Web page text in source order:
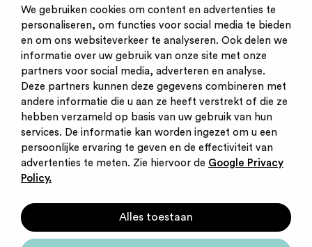
We gebruiken cookies om content en advertenties te
personaliseren, om functies voor social media te bieden
en om ons websiteverkeer te analyseren. Ook delen we
informatie over uw gebruik van onze site met onze
partners voor social media, adverteren en analyse.
Deze partners kunnen deze gegevens combineren met
andere informatie die u aan ze heeft verstrekt of die ze
hebben verzameld op basis van uw gebruik van hun
services. De informatie kan worden ingezet om u een
persoonlijke ervaring te geven en de effectiviteit van
advertenties te meten. Zie hiervoor de Google Privacy
Policy.
Alles toestaan
Plaatsingsdatum:11-06-2026
Sluitingsdatum:
01-09-2026
Inschrijven nieuwsbrief
Inloggen
Contact
Privacy statement
Startpunt voor jouw
carrière